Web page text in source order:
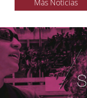
Más Noticias